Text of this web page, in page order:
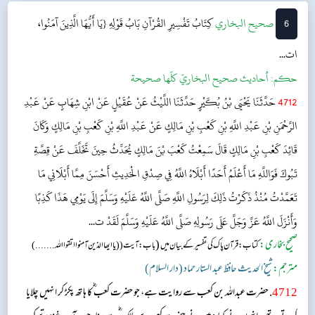
6 ‌‌صحيح البخاريكِتَابُ تَفْسِيرِ القُرْآنِبَابُ قَوْلِهِ {يَا أَيُّهَا الَّذِينَ آمَنُوا،
ات...
حکم:أحاديث صحيح البخاريّ كلّها صحيحة
4712حَدَّثَنَا يَحْيَى بْنُ بُكَيْرٍ حَدَّثَنَا اللَّيْثُ عَنْ عُقَيْلٍ عَنْ ابْنِ شِهَابٍ عَنْ عَبْدِ
الرَّحْمَنِ بْنِ عَبْدِ اللَّهِ بْنِ كَعْبِ بْنِ مَالِكٍ عَنْ عَبْدِ اللَّهِ بْنِ كَعْبِ بْنِ مَالِكٍ وَكَانَ
قَائِدَ كَعْبِ بْنِ مَالِكٍ قَالَ سَمِعْتُ كَعْبَ بْنَ مَالِكٍ يُحَدِّثُ حِينَ تَخَلَّفَ عَنْ قِصَّةِ
تَبُوكَ فَوَاللَّهِ مَا أَعْلَمُ أَحَدًا أَبْلَاهُ اللَّهُ فِي صِدْقِ الْحَدِيثِ أَحْسَنَ مِمَّا أَبْلَانِي مَا
تَعَمَّدْتُ مُنْذُ ذَكَرْتُ ذَلِكَ لِرَسُولِ اللَّهِ صَلَّى اللَّهُ عَلَيْهِ وَسَلَّمَ إِلَى يَوْمِي هَذَا كَذِبًا
وَأَنْزَلَ اللَّهُ عَزَّ وَجَلَّ عَلَى رَسُولِهِ صَلَّى اللَّهُ عَلَيْهِ وَسَلَّمَ لَقَدْ ت...
صحیح بخاری:کتاب: قرآن پاک کی تفسیر کے بیان میں(باب: آیت (( یا ایھا الذین آمنوا اتقوا اللہ.... ...)
مترجم:شیخ الحدیث حافظ عبد الستار حماد (دار السلام)
4712. حضرت عبداللہ بن کعب سے روایت ہے، جو حضرت کعب ؓ کا ہاتھ پکڑ کر انہیں چلایا